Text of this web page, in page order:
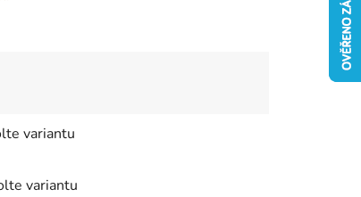
variantu
variantu